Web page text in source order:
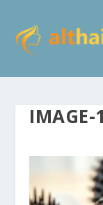
IMAGE-